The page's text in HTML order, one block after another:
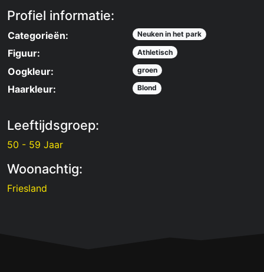
Profiel informatie:
Categorieën: Neuken in het park
Figuur: Athletisch
Oogkleur: groen
Haarkleur: Blond
Leeftijdsgroep:
50 - 59 Jaar
Woonachtig:
Friesland